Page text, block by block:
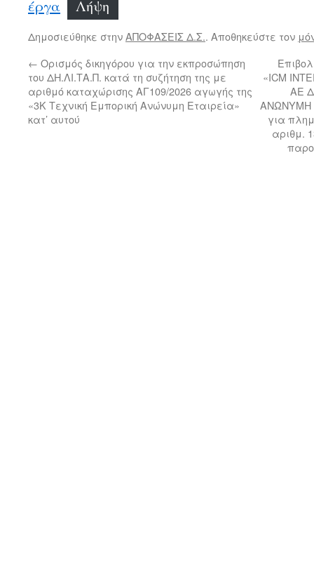
έργα
Λήψη
Δημοσιεύθηκε στηνΑΠΟΦΑΣΕΙΣ Δ.Σ.. Αποθηκεύστε τον
← Ορισμός δικηγόρου για την εκπροσώπηση
του ΔΗ.ΛΙ.ΤΑ.Π. κατά τη συζήτηση της με
αριθμό καταχώρισης ΑΓ109/2026 αγωγής της
«3Κ Τεχνική Εμπορική Ανώνυμη Εταιρεία»
κατ’ αυτού
«ICM
ΑΕ
ΑΝΩΝΥΜΗ
για
αριθμ.